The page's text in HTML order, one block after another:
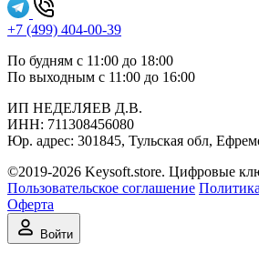
+7 (499) 404-00-39
По будням с 11:00 до 18:00
По выходным с 11:00 до 16:00
ИП НЕДЕЛЯЕВ Д.В.
ИНН: 711308‍456080
Юр. адрес: 301845, Тульская обл,
©2019-2026 Keysoft.store. Цифровые
Пользовательское соглашение
Оферта
Войти